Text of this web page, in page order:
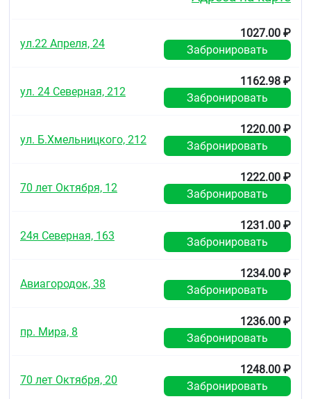
ул.22 Апреля, 24
1027.00 ₽
Забронировать
ул. 24 Северная, 212
1162.98 ₽
Забронировать
ул. Б.Хмельницкого, 212
1220.00 ₽
Забронировать
70 лет Октября, 12
1222.00 ₽
Забронировать
24я Северная, 163
1231.00 ₽
Забронировать
Авиагородок, 38
1234.00 ₽
Забронировать
пр. Мира, 8
1236.00 ₽
Забронировать
70 лет Октября, 20
1248.00 ₽
Забронировать